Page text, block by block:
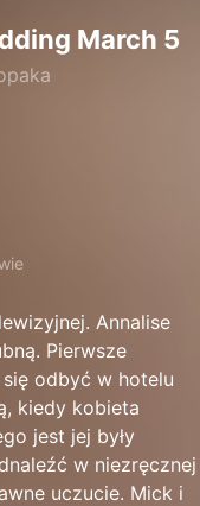
March 5
Annalise
Pierwsze
odbyć w hotelu
kiedy kobieta
jest jej były
w niezręcznej
uczucie. Mick i